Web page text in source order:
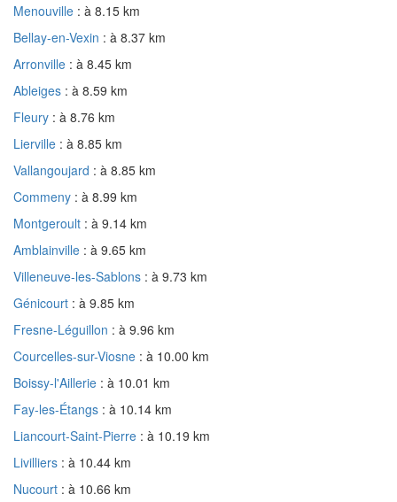
Menouville : à 8.15 km
Bellay-en-Vexin : à 8.37 km
Arronville : à 8.45 km
Ableiges : à 8.59 km
Fleury : à 8.76 km
Lierville : à 8.85 km
Vallangoujard : à 8.85 km
Commeny : à 8.99 km
Montgeroult : à 9.14 km
Amblainville : à 9.65 km
Villeneuve-les-Sablons : à 9.73 km
Génicourt : à 9.85 km
Fresne-Léguillon : à 9.96 km
Courcelles-sur-Viosne : à 10.00 km
Boissy-l'Aillerie : à 10.01 km
Fay-les-Étangs : à 10.14 km
Liancourt-Saint-Pierre : à 10.19 km
Livilliers : à 10.44 km
Nucourt : à 10.66 km